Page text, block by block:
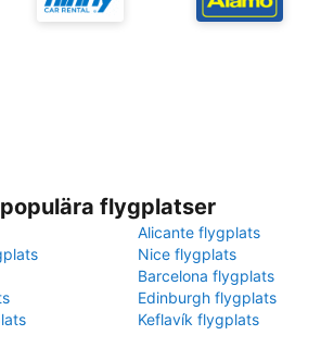
flygplatser
Alicante flygplats
Nice flygplats
Barcelona flygplats
Edinburgh flygplats
Keflavík flygplats